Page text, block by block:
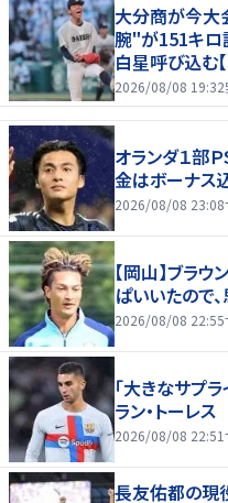
大分商が今大
腕"が151キロ
白星呼び込む
2026/08/08 19:32
オランダ１部
金はボーナス
2026/08/08 23:08
【岡山】ブラ
ぱいいたので
2026/08/08 22:55
「大きなサプ
ラン・トーレ
2026/08/08 22:51
長友佑都の現